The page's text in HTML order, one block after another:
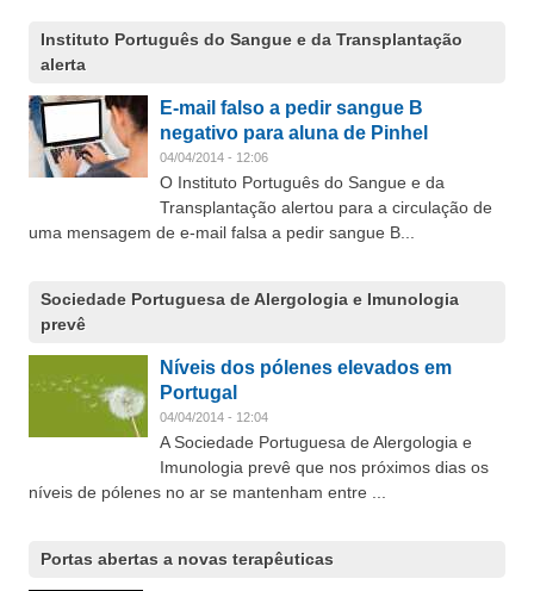
Instituto Português do Sangue e da Transplantação
alerta
E-mail falso a pedir sangue B
negativo para aluna de Pinhel
04/04/2014 - 12:06
O Instituto Português do Sangue e da
Transplantação alertou para a circulação de
uma mensagem de e-mail falsa a pedir sangue B...
Sociedade Portuguesa de Alergologia e Imunologia
prevê
Níveis dos pólenes elevados em
Portugal
04/04/2014 - 12:04
A Sociedade Portuguesa de Alergologia e
Imunologia prevê que nos próximos dias os
níveis de pólenes no ar se mantenham entre ...
Portas abertas a novas terapêuticas